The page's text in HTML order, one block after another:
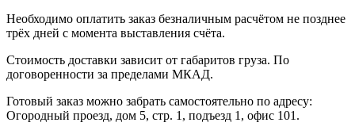
Необходимо оплатить заказ безналичным расчётом не позднее
трёх дней с момента выставления счёта.
Стоимость доставки зависит от габаритов груза. По
договоренности за пределами МКАД.
Готовый заказ можно забрать самостоятельно по адресу:
Огородный проезд, дом 5, стр. 1, подъезд 1, офис 101.